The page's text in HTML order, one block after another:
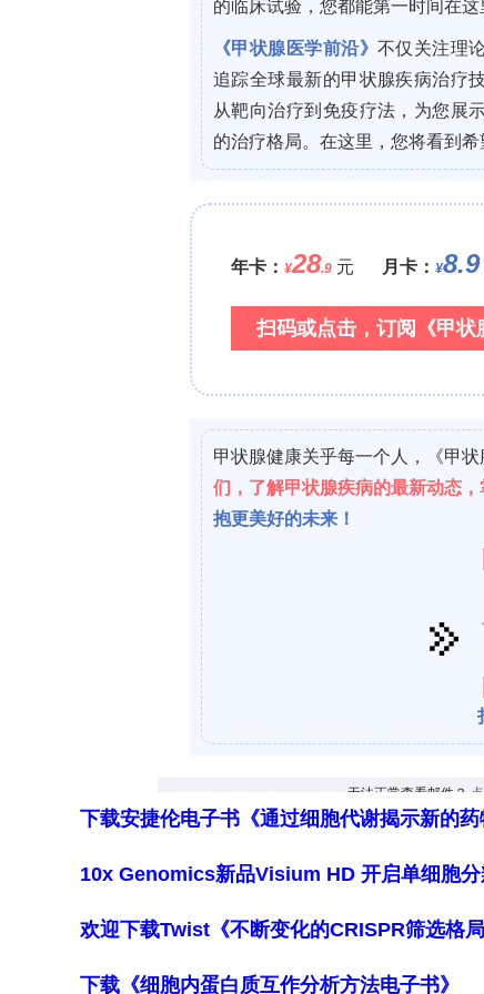
下载安捷伦电子书《通过细胞代谢揭示新的
10x Genomics新品Visium HD 开启单细胞分
欢迎下载Twist《不断变化的CRISPR筛选格
下载《细胞内蛋白质互作分析方法电子书》